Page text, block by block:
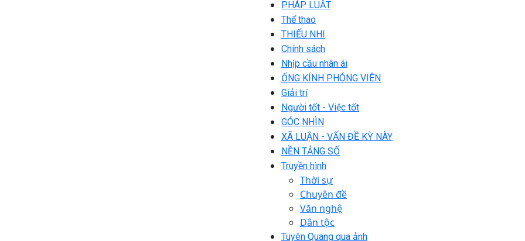
PHÁP LUẬT
Thể thao
THIẾU NHI
Chính sách
Nhịp cầu nhân ái
ỐNG KÍNH PHÓNG VIÊN
Giải trí
Người tốt - Việc tốt
GÓC NHÌN
XÃ LUẬN - VẤN ĐỀ KỲ NÀY
NỀN TẢNG SỐ
Truyền hình
Thời sự
Chuyên đề
Văn nghệ
Dân tộc
Tuyên Quang qua ảnh